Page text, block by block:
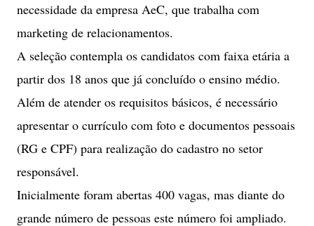
necessidade da empresa AeC, que trabalha com
marketing de relacionamentos.
A seleção contempla os candidatos com faixa etária a
partir dos 18 anos que já concluído o ensino médio.
Além de atender os requisitos básicos, é necessário
apresentar o currículo com foto e documentos pessoais
(RG e CPF) para realização do cadastro no setor
responsável.
Inicialmente foram abertas 400 vagas, mas diante do
grande número de pessoas este número foi ampliado.